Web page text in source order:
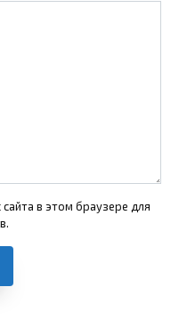
в этом браузере для